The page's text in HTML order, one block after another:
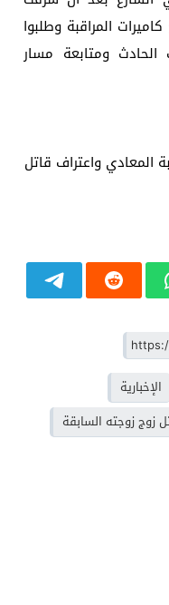
المراقبة وطلبوا
ومتابعة مسار
المعادي واعتراف قاتل
الإخبارية
زوج زوجته السابقة